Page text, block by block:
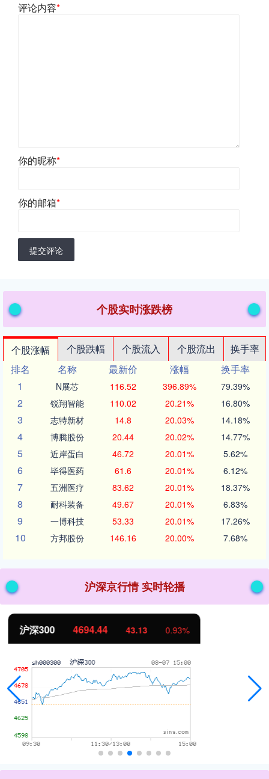
评论内容*
你的昵称*
你的邮箱*
提交评论
个股实时涨跌榜
个股涨幅 个股跌幅 个股流入 个股流出
换手率
排名
名称 最新价 涨幅
换手率
1
N展芯 116.52 396.89% 79.39%
2 锐翔智能 110.02 20.21% 16.80%
3 志特新材 14.8 20.03% 14.18%
4 博腾股份 20.44 20.02% 14.77%
5 近岸蛋白 46.72 20.01% 5.62%
6 毕得医药 61.6 20.01% 6.12%
7 五洲医疗 83.62 20.01% 18.37%
8 耐科装备 49.67 20.01% 6.83%
9 一博科技 53.33 20.01% 17.26%
10 方邦股份 146.16 20.00% 7.68%
沪深京行情 实时轮播
北证50 1134.24 11.37